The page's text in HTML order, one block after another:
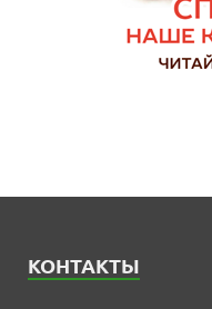
КОНТАКТЫ